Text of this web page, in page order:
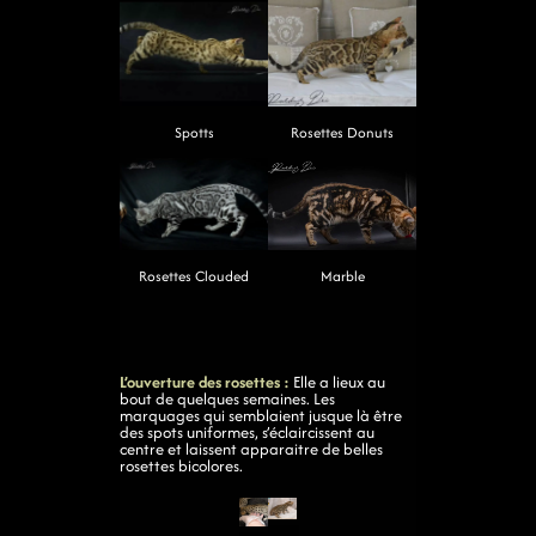
Spotts Rosettes Donuts
Rosettes Clouded Marble
L’ouverture des rosettes : Elle a lieux au
bout de quelques semaines. Les
marquages qui semblaient jusque là être
des spots uniformes, s’éclaircissent au
centre et laissent apparaitre de belles
rosettes bicolores.